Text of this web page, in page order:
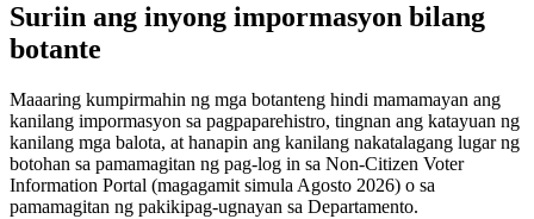
Suriin ang inyong impormasyon bilang
botante
Maaaring kumpirmahin ng mga botanteng hindi mamamayan ang
kanilang impormasyon sa pagpaparehistro, tingnan ang katayuan ng
kanilang mga balota, at hanapin ang kanilang nakatalagang lugar ng
botohan sa pamamagitan ng pag-log in sa Non-Citizen Voter
Information Portal (magagamit simula Agosto 2026) o sa
pamamagitan ng pakikipag-ugnayan sa Departamento.